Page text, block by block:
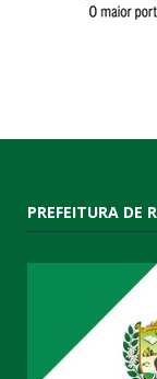
PREFEITURA DE